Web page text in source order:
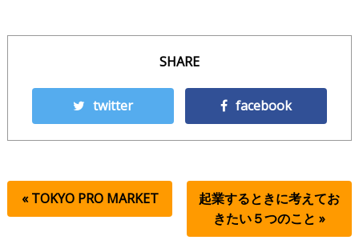
SHARE
twitter facebook
« TOKYO PRO MARKET
起業するときに考えてお
きたい５つのこと »